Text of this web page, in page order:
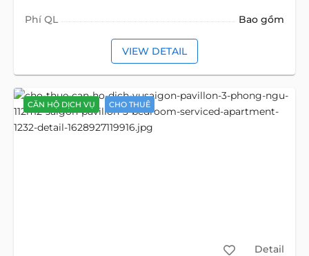
Phí QL Bao gồm
VIEW DETAIL
CĂN HỘ DỊCH VỤ CHO THUÊ
Detail